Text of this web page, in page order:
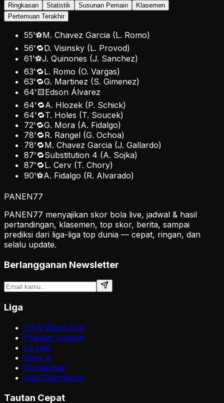
Ringkasan Statistik Susunan Pemain
Klasemen
Pertemuan Terakhir
55'⚽M. Chavez Garcia (L. Romo)
56'🔁D. Visinsky (L. Provod)
61'⚽J. Quinones (J. Sanchez)
63'🔁L. Romo (O. Vargas)
63'🔁G. Martinez (S. Gimenez)
64'🟨Edson Álvarez
64'🔁A. Hlozek (P. Schick)
64'🔁T. Holes (T. Soucek)
72'🔁G. Mora (A. Fidalgo)
78'🔁R. Rangel (G. Ochoa)
78'🔁M. Chavez Garcia (J. Gallardo)
87'🔁Substitution 4 (A. Sojka)
87'🔁L. Cerv (T. Chory)
90'⚽A. Fidalgo (R. Alvarado)
PANEN77
PANEN77 menyajikan skor bola live, jadwal & hasil
pertandingan, klasemen, top skor, berita, sampai
prediksi dari liga-liga top dunia — cepat, ringan, dan
selalu update.
Berlangganan Newsletter
Liga
FIFA World Cup
Premier League
La Liga
Serie A
Bundesliga
Liga Champions
Tautan Cepat